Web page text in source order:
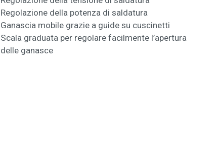
Regolazione della potenza di saldatura
Ganascia mobile grazie a guide su cuscinetti
Scala graduata per regolare facilmente l’apertura
delle ganasce